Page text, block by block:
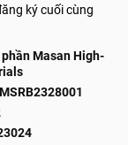
ký cuối cùng
phần Masan High-